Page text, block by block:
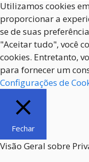
Utilizamos cookies
proporcionar a
se de suas
"Aceitar tudo", você
cookies. Entretanto,
para fornecer um
Configurações de
Fechar
Visão Geral sobre